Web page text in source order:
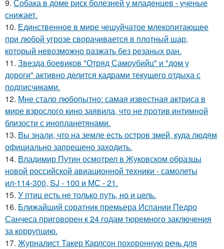
9. Собака в доме риск болезней у младенцев - ученые
снижает.
10. Единственное в мире чешуйчатое млекопитающее
при любой угрозе сворачивается в плотный шар,
который невозможно разжать без резаных ран.
11. Звезда боевиков "Отряд Самоубийц" и "дом у
дороги" активно делится кадрами текущего отдыха с
подписчиками.
12. Мне стало любопытно: самая известная актриса в
мире взрослого кино заявила, что не против интимной
близости с инопланетянами.
13. Вы знали, что на земле есть остров змей, куда людям
официально запрещено заходить.
14. Владимир Путин осмотрел в Жуковском образцы
новой российской авиационной техники - самолеты
ил-114-300, SJ - 100 и МС - 21.
15. У птиц есть не только путь, но и цель.
16. Ближайший соратник премьера Испании Педро
Санчеса приговорен к 24 годам тюремного заключения
за коррупцию.
17. Журналист Такер Карлсон похоронную речь для